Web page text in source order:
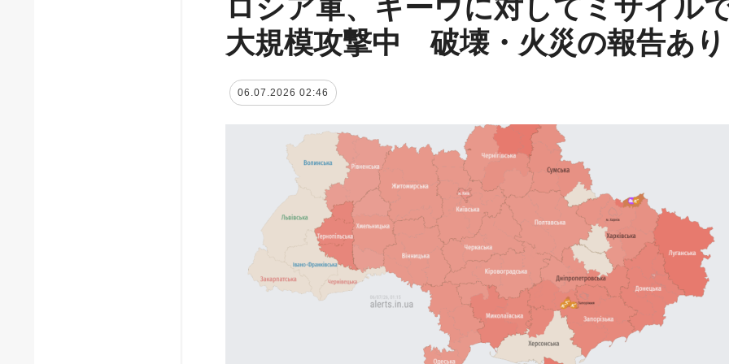
大規模攻撃中 破壊・火災の報告あり
06.07.2026 02:46